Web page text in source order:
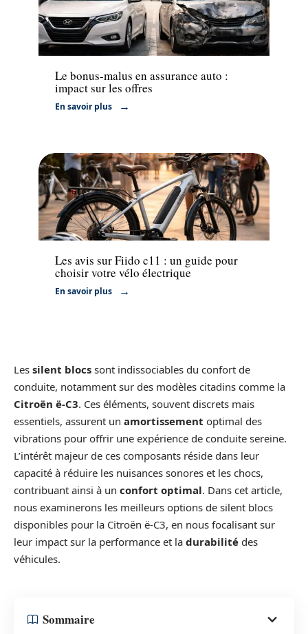
Assurance
Le bonus-malus en assurance auto :
impact sur les offres
En savoir plus
Moto
Les avis sur Fiido c11 : un guide pour
choisir votre vélo électrique
En savoir plus
Les silent blocs sont indissociables du confort de
conduite, notamment sur des modèles citadins comme la
Citroën ë-C3. Ces éléments, souvent discrets mais
essentiels, assurent un amortissement optimal des
vibrations pour offrir une expérience de conduite sereine.
L’intérêt majeur de ces composants réside dans leur
capacité à réduire les nuisances sonores et les chocs,
contribuant ainsi à un confort optimal. Dans cet article,
nous examinerons les meilleurs options de silent blocs
disponibles pour la Citroën ë-C3, en nous focalisant sur
leur impact sur la performance et la durabilité des
véhicules.
Sommaire